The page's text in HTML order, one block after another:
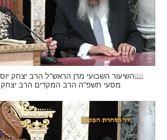
📖השיעור השבועי מרן הראש"ל הרב יצחק
מסעי תשפ"ה הרב המקדים הרב